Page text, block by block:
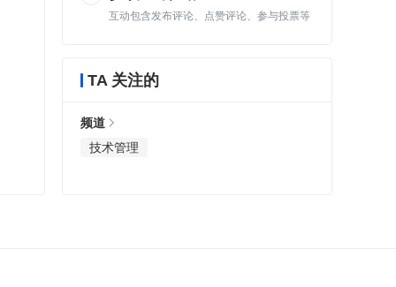
互动包含发布评论、点赞评论、参与投票等
TA 关注的
频道
技术管理